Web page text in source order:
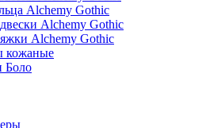
Alchemy Gothic
Alchemy Gothic
Alchemy Gothic
кожаные
Боло